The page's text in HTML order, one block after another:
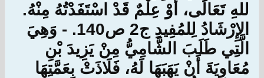
للهِ تَعَالَى، أَوْ عِلْمٌ قَدْ اسْتَفَدْتُهُ مِنْهُ.
الإِرْشَادُ لِلمُفِيدِ ج2 ص140. - وَهِيَ
الَّتِي طَلَبَ الشَّامِيُّ مِنْ يَزِيدَ بْنِ
مُعَاوِيَةَ أَنْ يَهَبَهَا لَهُ، فَلَاذَتْ بِعَمَّتِهَا